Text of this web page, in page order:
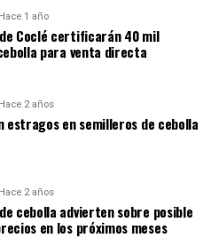
Hace 1 año
Coclé certificarán 40 mil
para venta directa
Hace 2 años
estragos en semilleros de cebolla
Hace 2 años
cebolla advierten sobre posible
en los próximos meses